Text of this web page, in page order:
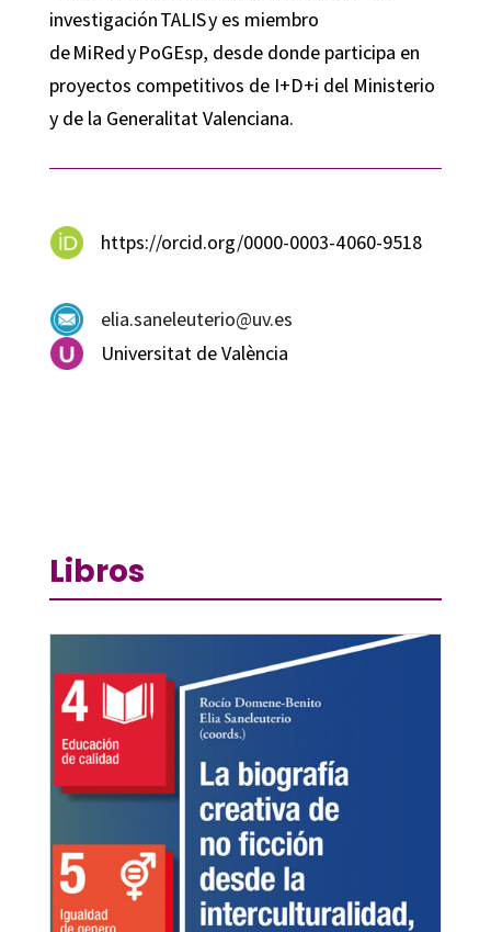
investigación TALIS y es miembro
de MiRed y PoGEsp, desde donde participa en
proyectos competitivos de I+D+i del Ministerio
y de la Generalitat Valenciana.
https://orcid.org/0000-0003-4060-9518
elia.saneleuterio@uv.es
Universitat de València
Libros